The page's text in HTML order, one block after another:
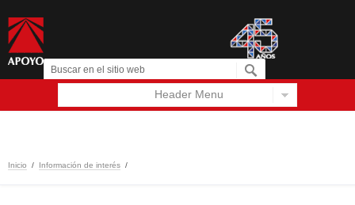
Header Menu
Inicio / Información de interés /